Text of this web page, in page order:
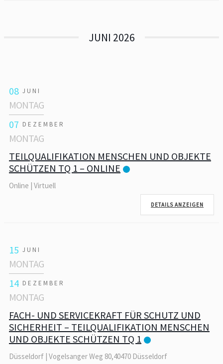
JUNI 2026
08 JUNI
MONTAG
07 DEZEMBER
MONTAG
TEILQUALIFIKATION MENSCHEN UND OBJEKTE
SCHÜTZEN TQ 1 – ONLINE
Online | Virtuell
DETAILS ANZEIGEN
15 JUNI
MONTAG
14 DEZEMBER
MONTAG
FACH- UND SERVICEKRAFT FÜR SCHUTZ UND
SICHERHEIT – TEILQUALIFIKATION MENSCHEN
UND OBJEKTE SCHÜTZEN TQ 1
Düsseldorf | Vogelsanger Weg 80,40470 Düsseldorf